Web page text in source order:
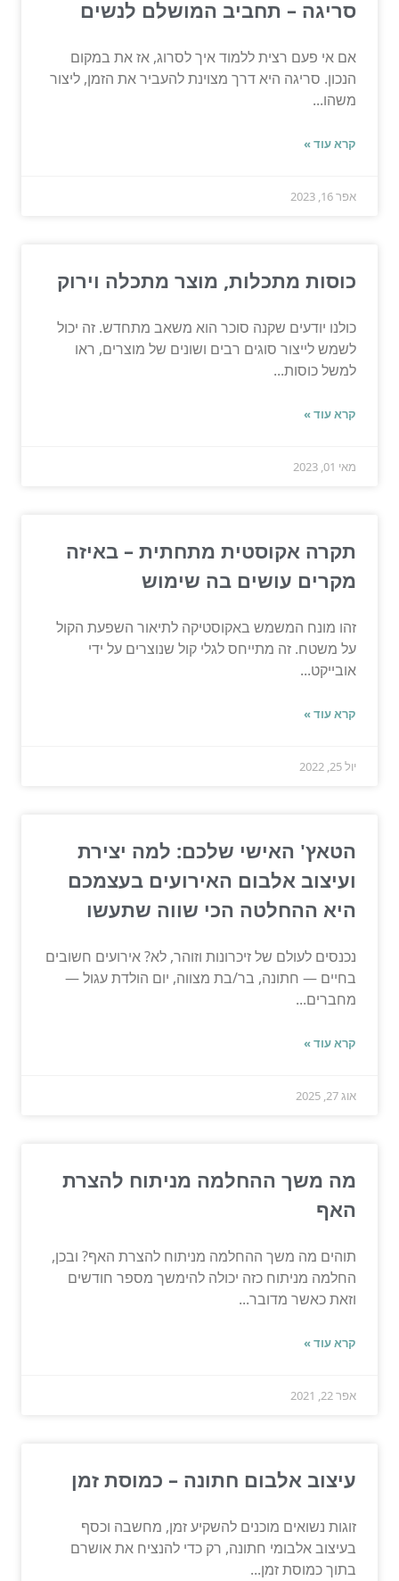
סריגה – תחביב המושלם לנשים
אם אי פעם רצית ללמוד איך לסרוג, אז את במקום
הנכון. סריגה היא דרך מצוינת להעביר את הזמן, ליצור
משהו...
קרא עוד »
אפר 16, 2023
כוסות מתכלות, מוצר מתכלה וירוק
כולנו יודעים שקנה סוכר הוא משאב מתחדש. זה יכול
לשמש לייצור סוגים רבים ושונים של מוצרים, ראו
למשל כוסות...
קרא עוד »
מאי 01, 2023
תקרה אקוסטית מתחתית – באיזה
מקרים עושים בה שימוש
זהו מונח המשמש באקוסטיקה לתיאור השפעת הקול
על משטח. זה מתייחס לגלי קול שנוצרים על ידי
אובייקט...
קרא עוד »
יול 25, 2022
הטאץ' האישי שלכם: למה יצירת
ועיצוב אלבום האירועים בעצמכם
היא ההחלטה הכי שווה שתעשו
נכנסים לעולם של זיכרונות וזוהר, לא? אירועים חשובים
בחיים — חתונה, בר/בת מצווה, יום הולדת עגול —
מחברים...
קרא עוד »
אוג 27, 2025
מה משך ההחלמה מניתוח להצרת
האף
תוהים מה משך ההחלמה מניתוח להצרת האף? ובכן,
החלמה מניתוח כזה יכולה להימשך מספר חודשים
וזאת כאשר מדובר...
קרא עוד »
אפר 22, 2021
עיצוב אלבום חתונה – כמוסת זמן
זוגות נשואים מוכנים להשקיע זמן, מחשבה וכסף
בעיצוב אלבומי חתונה, רק כדי להנציח את אושרם
בתוך כמוסת זמן...